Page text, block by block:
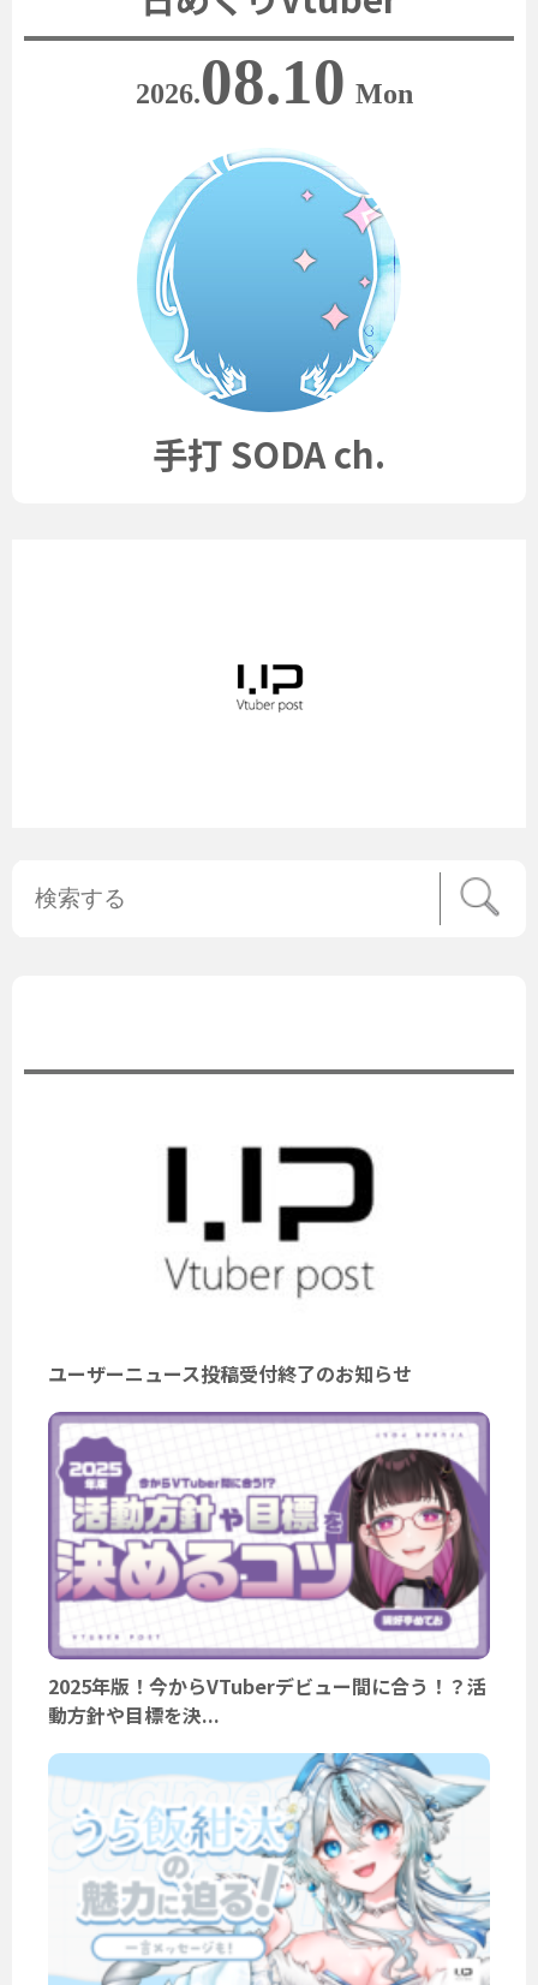
2026.08.10 Mon
手打 SODA ch.
ユーザーニュース投稿受付終了のお知らせ
2025年版！今からVTuberデビュー間に合う！？活
動方針や目標を決...